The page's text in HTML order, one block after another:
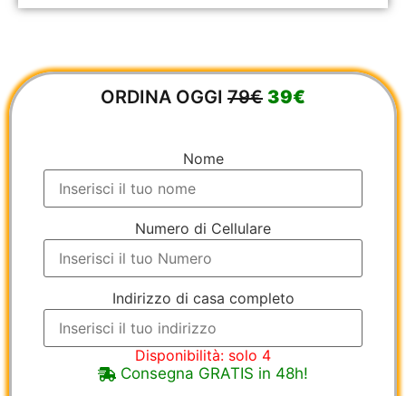
ORDINA OGGI 79€ 39€
Nome
Numero di Cellulare
Indirizzo di casa completo
Disponibilità: solo 4
Consegna GRATIS in 48h!